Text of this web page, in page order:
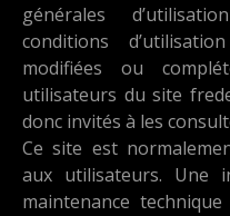
générales
conditions
modifiées ou
utilisateurs du site
donc invités à les
Ce site est
aux utilisateurs. Une
maintenance